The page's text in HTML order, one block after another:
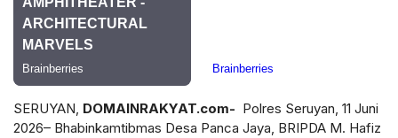
SERUYAN, DOMAINRAKYAT.com- Polres Seruyan, 11 Juni
2026– Bhabinkamtibmas Desa Panca Jaya, BRIPDA M. Hafiz